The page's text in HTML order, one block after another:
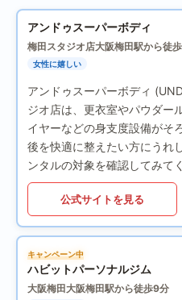
アンドゥスーパーボディ
梅田スタジオ店大阪梅田駅から徒
女性に嬉しい
アンドゥスーパーボディ
ジオ店は、更衣室やパウダー
イヤーなどの身支度設備がそ
後を快適に整えたい方にうれ
ンタルの対象を確認してみて
公式サイトを見る
キャンペーン中
ハビットパーソナルジム
大阪梅田大阪梅田駅から徒歩9分